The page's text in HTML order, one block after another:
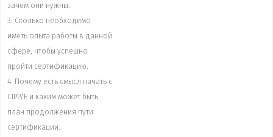
зачем они нужны.
3. Сколько необходимо
иметь опыта работы в данной
сфере, чтобы успешно
пройти сертификацию.
4. Почему есть смысл начать с
CIPP/E и каким может быть
план продолжения пути
сертификации.